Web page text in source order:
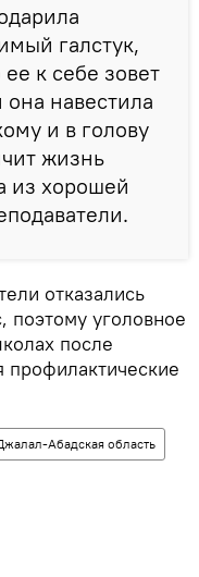
галстук,
ее к себе зовет
навестила
и в голову
жизнь
из хорошей
отказались
поэтому уголовное
после
профилактические
Абадская область